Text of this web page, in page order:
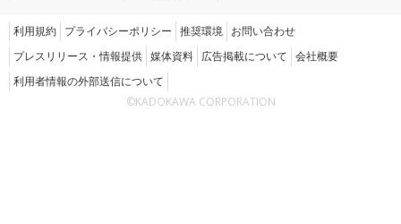
利用規約 プライバシーポリシー 推奨環境 お問い合わせ
プレスリリース・情報提供 媒体資料 広告掲載について 会社概要
利用者情報の外部送信について
©KADOKAWA CORPORATION